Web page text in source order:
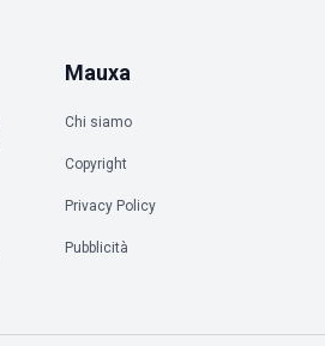
Mauxa
Chi siamo
Copyright
Privacy Policy
Pubblicità